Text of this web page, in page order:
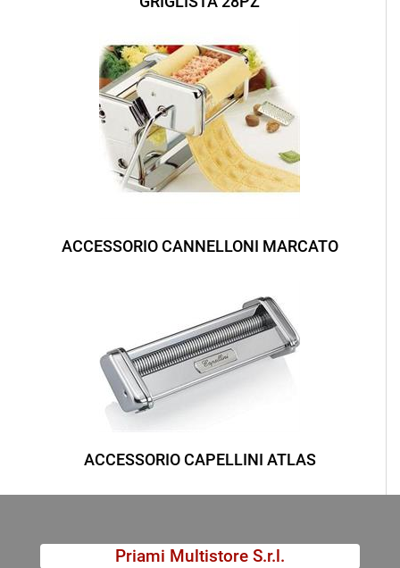
ACCESSORIO CANNELLONI MARCATO
ACCESSORIO CAPELLINI ATLAS
Priami Multistore S.r.l.